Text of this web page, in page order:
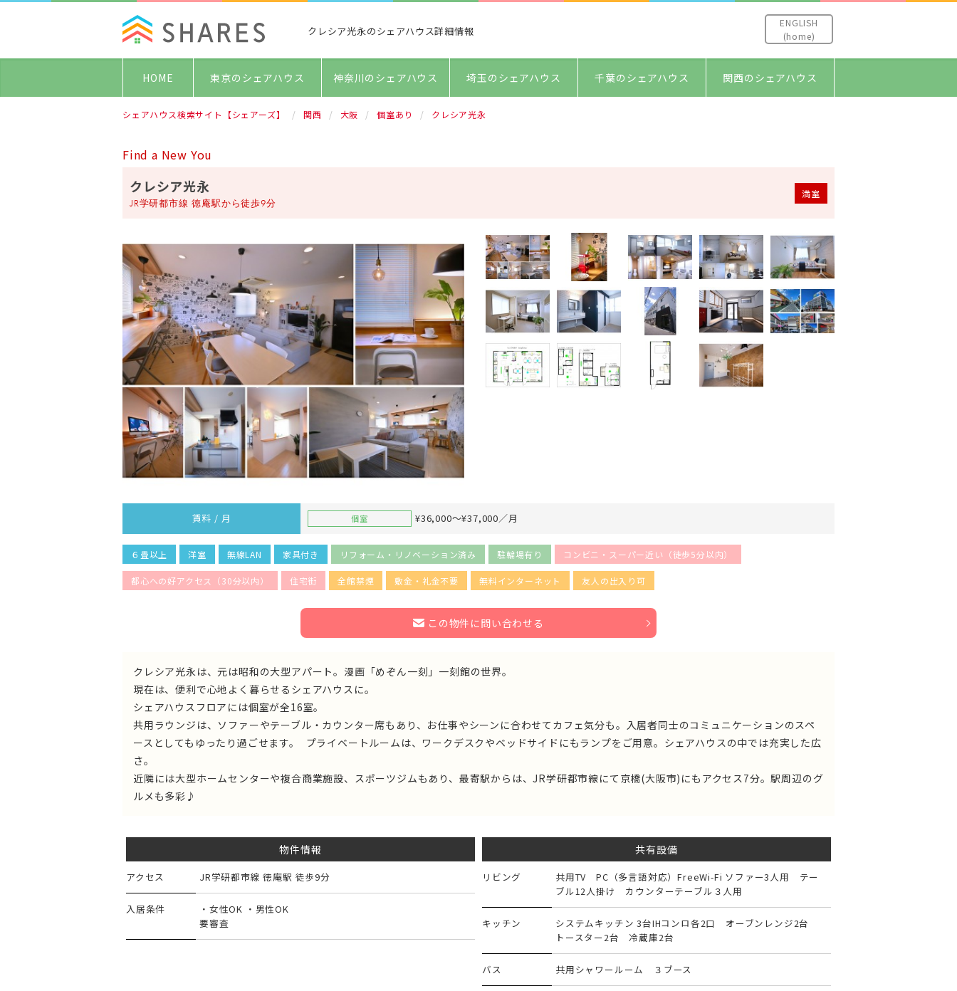
クレシア光永のシェアハウス詳細情報
ENGLISH
(home)
HOME 東京のシェアハウス 神奈川のシェアハウス 埼玉のシェアハウス 千葉のシェアハウス 関西のシェアハウス
シェアハウス検索サイト【シェアーズ】 関西 大阪 個室あり クレシア光永
Find a New You
クレシア光永
JR学研都市線 徳庵駅から徒歩9分
満室
賃料 / 月 個室 ¥36,000～¥37,000／月
６畳以上 洋室 無線LAN 家具付き リフォーム・リノベーション済み 駐輪場有り コンビニ・スーパー近い（徒歩5分以内）
都心への好アクセス（30分以内） 住宅街 全館禁煙 敷金・礼金不要 無料インターネット 友人の出入り可
この物件に問い合わせる
クレシア光永は、元は昭和の大型アパート。漫画「めぞん一刻」一刻館の世界。
現在は、便利で心地よく暮らせるシェアハウスに。
シェアハウスフロアには個室が全16室。
共用ラウンジは、ソファーやテーブル・カウンター席もあり、お仕事やシーンに合わせてカフェ気分も。入居者同士のコミュニケーションのスペ
ースとしてもゆったり過ごせます。 プライベートルームは、ワークデスクやベッドサイドにもランプをご用意。シェアハウスの中では充実した広
さ。
近隣には大型ホームセンターや複合商業施設、スポーツジムもあり、最寄駅からは、JR学研都市線にて京橋(大阪市)にもアクセス7分。駅周辺のグ
ルメも多彩♪
物件情報
アクセス JR学研都市線 徳庵駅 徒歩9分
入居条件
・女性OK ・男性OK
要審査
共有設備
リビング
共用TV PC（多言語対応）FreeWi-Fi ソファー3人用 テー
ブル12人掛け カウンターテーブル３人用
キッチン
システムキッチン 3台IHコンロ各2口 オーブンレンジ2台
トースター2台 冷蔵庫2台
バス 共用シャワールーム ３ブース